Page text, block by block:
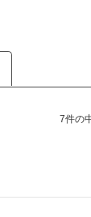
7件の